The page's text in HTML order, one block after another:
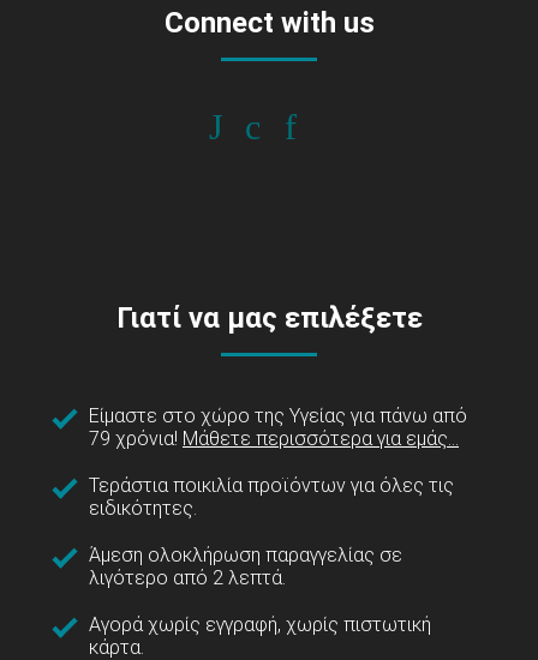
Connect with us
Γιατί να μας επιλέξετε
Είμαστε στο χώρο της Υγείας για πάνω από
79 χρόνια! Μάθετε περισσότερα για εμάς...
Τεράστια ποικιλία προϊόντων για όλες τις
ειδικότητες.
Άμεση ολοκλήρωση παραγγελίας σε
λιγότερο από 2 λεπτά.
Αγορά χωρίς εγγραφή, χωρίς πιστωτική
κάρτα.